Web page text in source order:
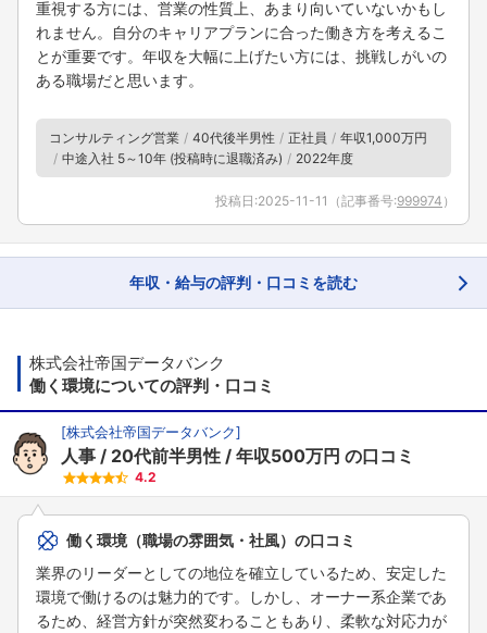
重視する方には、営業の性質上、あまり向いていないかもし
れません。自分のキャリアプランに合った働き方を考えるこ
とが重要です。年収を大幅に上げたい方には、挑戦しがいの
ある職場だと思います。
コンサルティング営業 40代後半男性 正社員
年収1,000万円
中途入社 5～10年 (投稿時に退職済み)
2022年度
投稿日:2025-11-11 （記事番号:999974 ）
年収・給与の評判・口コミを読む
株式会社帝国データバンク
働く環境についての評判・口コミ
[株式会社帝国データバンク]
人事 20代前半男性 年収500万円 の口コミ
4.2
働く環境（職場の雰囲気・社風）の口コミ
業界のリーダーとしての地位を確立しているため、安定した
環境で働けるのは魅力的です。しかし、オーナー系企業であ
るため、経営方針が突然変わることもあり、柔軟な対応力が